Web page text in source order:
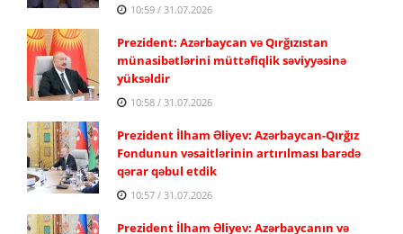
10:59 / 31.07.2026
Prezident: Azərbaycan və Qırğızıstan
münasibətlərini müttəfiqlik səviyyəsinə
yüksəldir
10:58 / 31.07.2026
Prezident İlham Əliyev: Azərbaycan-Qırğız
Fondunun vəsaitlərinin artırılması barədə
qərar qəbul etdik
10:57 / 31.07.2026
Prezident İlham Əliyev: Azərbaycanın və